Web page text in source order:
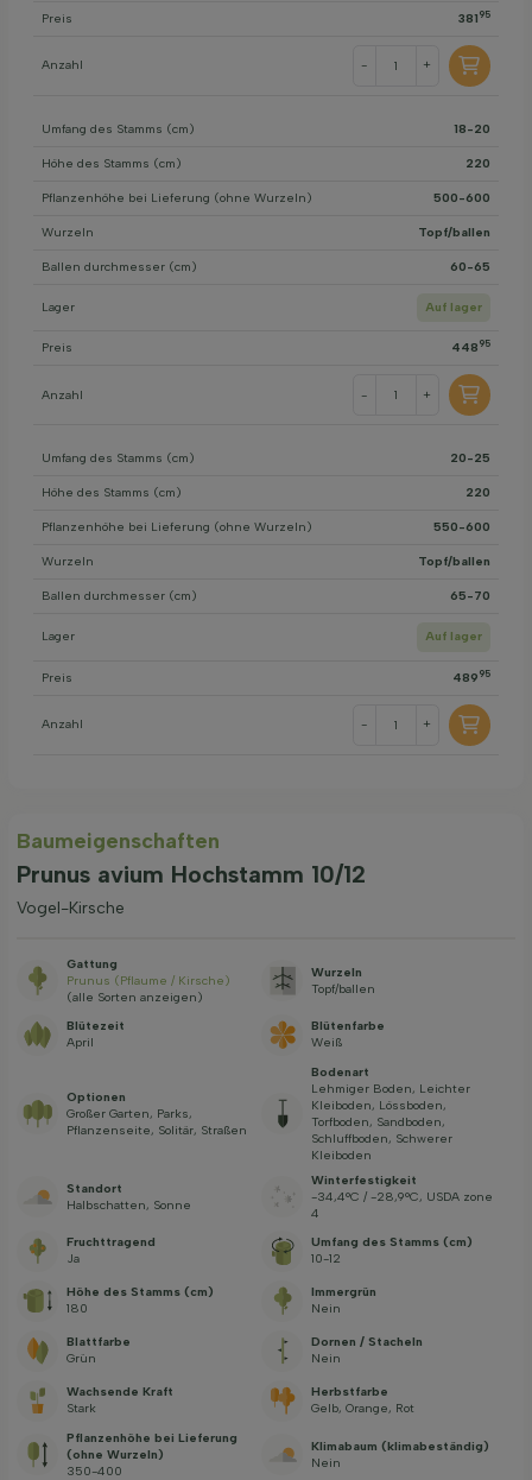
Preis 381 95
Anzahl - +
Umfang des Stamms (cm) 18-20
Höhe des Stamms (cm) 220
Pflanzenhöhe bei Lieferung (ohne Wurzeln) 500-600
Wurzeln Topf/ballen
Ballen durchmesser (cm) 60-65
Lager Auf lager
Preis 448 95
Anzahl - +
Umfang des Stamms (cm) 20-25
Höhe des Stamms (cm) 220
Pflanzenhöhe bei Lieferung (ohne Wurzeln) 550-600
Wurzeln Topf/ballen
Ballen durchmesser (cm) 65-70
Lager Auf lager
Preis 489 95
Anzahl - +
Baum­eigen­schaften
Prunus avium Hochstamm 10/12
Vogel-Kirsche
Gattung
Prunus (Pflaume / Kirsche)
(alle Sorten anzeigen)
Wurzeln
Topf/ballen
Blütezeit
April
Blütenfarbe
Weiß
Optionen
Großer Garten, Parks,
Pflanzenseite, Solitär, Straßen
Bodenart
Lehmiger Boden, Leichter
Kleiboden, Lössboden,
Torfboden, Sandboden,
Schluffboden, Schwerer
Kleiboden
Standort
Halbschatten, Sonne
Winterfestigkeit
-34,4°C / -28,9°C, USDA zone
4
Fruchttragend
Ja
Umfang des Stamms (cm)
10-12
Höhe des Stamms (cm)
180
Immergrün
Nein
Blattfarbe
Grün
Dornen / Stacheln
Nein
Wachsende Kraft
Stark
Herbstfarbe
Gelb, Orange, Rot
Pflanzenhöhe bei Lieferung
(ohne Wurzeln)
350-400
Klimabaum (klimabeständig)
Nein